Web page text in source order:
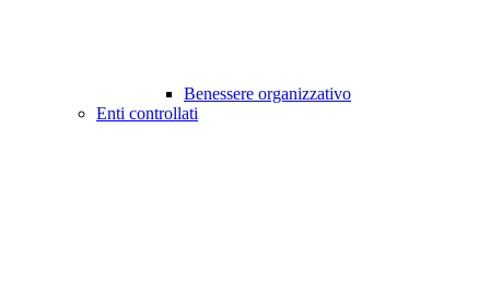
Benessere organizzativo
Enti controllati